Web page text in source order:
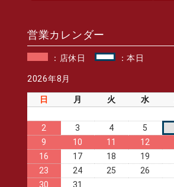
営業カレンダー
：店休日 ：本日
2026年8月
日 月 火 水
2
3 4 5
9
10 11 12
16
17 18 19
23
24 25 26
30
31